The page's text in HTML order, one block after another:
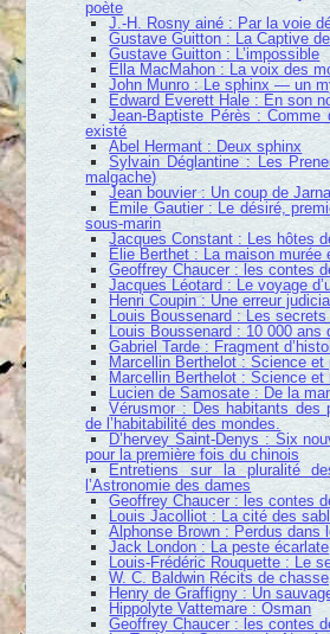
poète
J.-H. Rosny ainé : Par la voie
Gustave Guitton : La Captive
Gustave Guitton : L’impossible
Ella MacMahon : La voix des
John Munro : Le sphinx — un
Edward Everett Hale : En son
Jean-Baptiste Pérès : Comme
existé
Abel Hermant : Deux sphinx
Sylvain Déglantine : Les
malgache)
Jean bouvier : Un coup de
Émile Gautier : Le désiré,
sous-marin
Jacques Constant : Les hôtes
Élie Berthet : La maison murée
Geoffrey Chaucer : les contes
Jacques Léotard : Le voyage
Henri Coupin : Une erreur
Louis Boussenard : Les
Louis Boussenard : 10 000
Gabriel Tarde : Fragment
Marcellin Berthelot : Science et
Marcellin Berthelot : Science et
Lucien de Samosate : De la
Vérusmor : Des habitants des
de l’habitabilité des mondes.
D’hervey Saint-Denys : Six
pour la première fois du chinois
Entretiens sur la pluralité
l’Astronomie des dames
Geoffrey Chaucer : les contes
Louis Jacolliot : La cité des
Alphonse Brown : Perdus dans
Jack London : La peste écarlate
Louis-Frédéric Rouquette : Le
W. C. Baldwin Récits de
Henry de Graffigny : Un
Hippolyte Vattemare : Osman
Geoffrey Chaucer : les contes